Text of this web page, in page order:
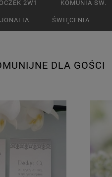
2W1 KOMUNIA ŚW.
ŚWIĘCENIA
DLA GOŚCI